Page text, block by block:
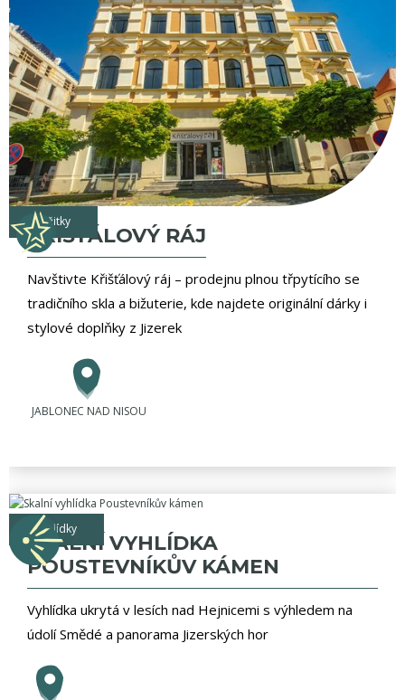
zážitky
KŘIŠŤÁLOVÝ RÁJ
Navštivte Křišťálový ráj – prodejnu plnou třpytícího se
tradičního skla a bižuterie, kde najdete originální dárky i
stylové doplňky z Jizerek
JABLONEC NAD NISOU
vyhlídky
SKALNÍ VYHLÍDKA
POUSTEVNÍKŮV KÁMEN
Vyhlídka ukrytá v lesích nad Hejnicemi s výhledem na
údolí Smědé a panorama Jizerských hor